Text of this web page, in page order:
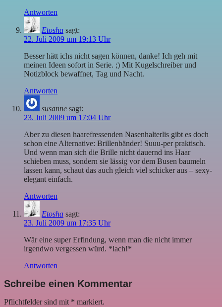
Antworten
Etosha sagt:
22. Juli 2009 um 19:13 Uhr
Besser hätt ichs nicht sagen können, danke! Ich geh mit
meinen Ideen sofort in Serie. ;) Mit Kugelschreiber und
Notizblock bewaffnet, Tag und Nacht.
Antworten
susanne sagt:
23. Juli 2009 um 17:04 Uhr
Aber zu diesen haarefressenden Nasenhalterlis gibt es doch
schon eine Alternative: Brillenbänder! Suuu-per praktisch.
Und wenn man sich die Brille nicht dauernd ins Haar
schieben muss, sondern sie lässig vor dem Busen baumeln
lassen kann, schaut das auch gleich viel schicker aus – sexy-
elegant einfach.
Antworten
Etosha sagt:
23. Juli 2009 um 17:35 Uhr
Wär eine super Erfindung, wenn man die nicht immer
irgendwo vergessen würd. *lach!*
Antworten
Schreibe einen Kommentar
Pflichtfelder sind mit * markiert.